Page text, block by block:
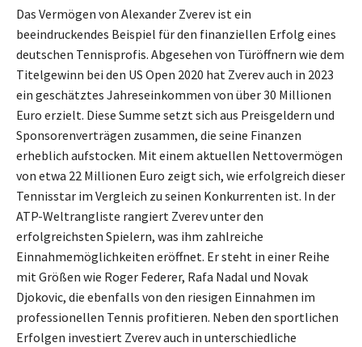
Das Vermögen von Alexander Zverev ist ein
beeindruckendes Beispiel für den finanziellen Erfolg eines
deutschen Tennisprofis. Abgesehen von Türöffnern wie dem
Titelgewinn bei den US Open 2020 hat Zverev auch in 2023
ein geschätztes Jahreseinkommen von über 30 Millionen
Euro erzielt. Diese Summe setzt sich aus Preisgeldern und
Sponsorenverträgen zusammen, die seine Finanzen
erheblich aufstocken. Mit einem aktuellen Nettovermögen
von etwa 22 Millionen Euro zeigt sich, wie erfolgreich dieser
Tennisstar im Vergleich zu seinen Konkurrenten ist. In der
ATP-Weltrangliste rangiert Zverev unter den
erfolgreichsten Spielern, was ihm zahlreiche
Einnahmemöglichkeiten eröffnet. Er steht in einer Reihe
mit Größen wie Roger Federer, Rafa Nadal und Novak
Djokovic, die ebenfalls von den riesigen Einnahmen im
professionellen Tennis profitieren. Neben den sportlichen
Erfolgen investiert Zverev auch in unterschiedliche